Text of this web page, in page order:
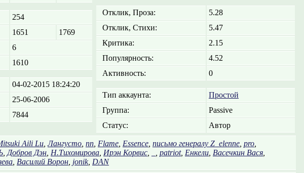
254
1651
1769
6
1610
04-02-2015 18:24:20
25-06-2006
7844
Отклик, Проза:
5.28
Отклик, Стихи:
5.47
Критика:
2.15
Популярность:
4.52
Активность:
0
Тип аккаунта:
Простой
Группа:
Passive
Статус:
Автор
Aili Lu ,Лангусто nn Flame Essence письмо генералу Z_elenne pro
Добров Дэн Н.Тихомирова Ирэн Корвис patriot, Енкели Васечкин Вася
Василий Ворон jonik, DAN